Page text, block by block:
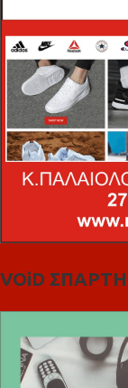
VOiD ΣΠΑΡΤΗ